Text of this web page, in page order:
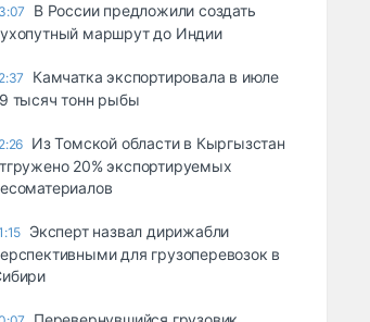
В России предложили создать
маршрут до Индии
Камчатка экспортировала в июле
тысяч тонн рыбы
Из Томской области в Кыргызстан
20% экспортируемых
Эксперт назвал дирижабли
для грузоперевозок в